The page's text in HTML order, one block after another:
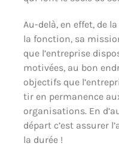
Au-delà, en effet, de
la fonction, sa
que l’entreprise
motivées, au bon
objectifs que
tir en permanence
organisations. En
départ c’est assurer
la durée !